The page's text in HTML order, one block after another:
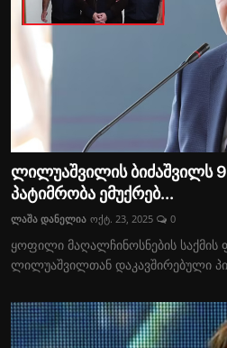
ლილუაშვილის ბიძაშვილს
პატიმრობა ემუქრებ...
ლაშა დანელია ოქტ. 23, 2025 0
ყოფილი მაღალჩინოსნების
ლილუაშვილთან დაკავშირებული